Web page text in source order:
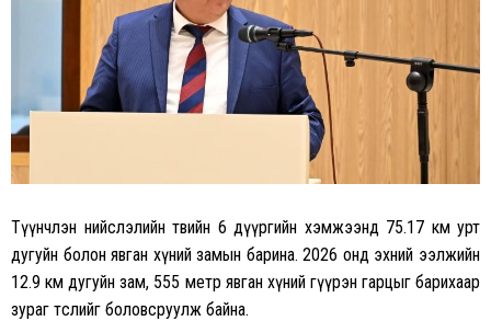
Түүнчлэн нийслэлийн төвийн 6 дүүргийн хэмжээнд 75.17 км урт
дугуйн болон явган хүний замын барина. 2026 онд эхний ээлжийн
12.9 км дугуйн зам, 555 метр явган хүний гүүрэн гарцыг барихаар
зураг төслийг боловсруулж байна.